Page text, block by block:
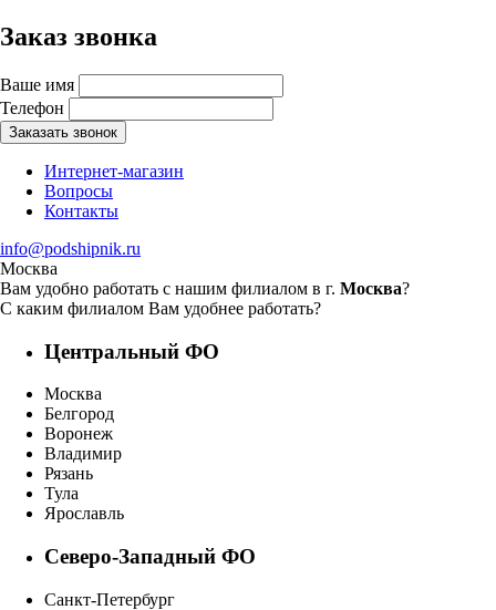
Заказ звонка
Ваше имя
Телефон
Заказать звонок
Интернет-магазин
Вопросы
Контакты
info@podshipnik.ru
Москва
Вам удобно работать с нашим филиалом в г. Москва?
С каким филиалом Вам удобнее работать?
Центральный ФО
Москва
Белгород
Воронеж
Владимир
Рязань
Тула
Ярославль
Северо-Западный ФО
Санкт-Петербург